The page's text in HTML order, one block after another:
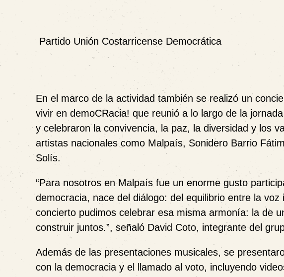
Partido Unión Costarricense Democrática
En el marco de la actividad también se realizó un
vivir en demoCRacia! que reunió a lo largo de la
y celebraron la convivencia, la paz, la diversidad y los
artistas nacionales como Malpaís, Sonidero Barrio
Solís.
“Para nosotros en Malpaís fue un enorme gusto
democracia, nace del diálogo: del equilibrio entre la
concierto pudimos celebrar esa misma armonía: la de
construir juntos.”, señaló David Coto, integrante del
Además de las presentaciones musicales, se
con la democracia y el llamado al voto, incluyendo